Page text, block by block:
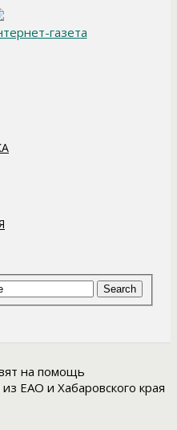
газета